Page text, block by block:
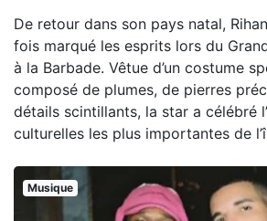
De retour dans son pays natal,
fois marqué les esprits lors du
à la Barbade. Vêtue d’un costume
composé de plumes, de pierres
détails scintillants, la star a célébré
culturelles les plus importantes de
Musique